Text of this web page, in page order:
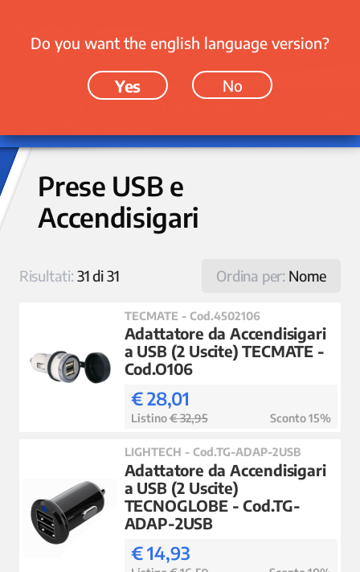
Prese USB e
Accendisigari
Ordina per: Nome
Risultati:31 di 31
TECMATE - Cod.4502106
Adattatore da Accendisigari
a USB (2 Uscite) TECMATE -
Cod.O106
€ 28,01
Listino€ 32,95 Sconto 15%
LIGHTECH - Cod.TG-ADAP-2USB
Adattatore da Accendisigari
a USB (2 Uscite)
TECNOGLOBE - Cod.TG-
ADAP-2USB
€ 14,93
Do you want the english language version?
Yes No